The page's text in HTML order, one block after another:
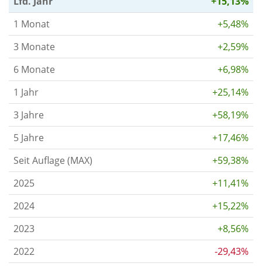
1 Monat
+5,48%
3 Monate
+2,59%
6 Monate
+6,98%
1 Jahr
+25,14%
3 Jahre
+58,19%
5 Jahre
+17,46%
Seit Auflage (MAX)
+59,38%
2025
+11,41%
2024
+15,22%
2023
+8,56%
2022
-29,43%